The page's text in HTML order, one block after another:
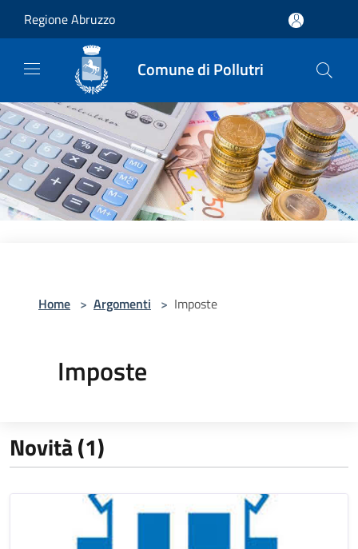
Regione Abruzzo
Comune di Pollutri
Home > Argomenti > Imposte
Imposte
Novità (1)